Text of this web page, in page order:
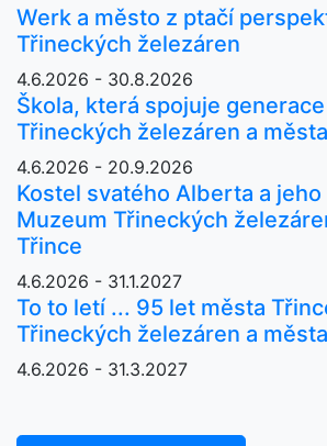
Werk a město z ptačí
Třineckých železáren
4.6.2026 - 30.8.2026
Škola, která spojuje
Třineckých železáren a
4.6.2026 - 20.9.2026
Kostel svatého Alberta a
Muzeum Třineckých
Třince
4.6.2026 - 31.1.2027
To to letí ... 95 let města
Třineckých železáren a
4.6.2026 - 31.3.2027